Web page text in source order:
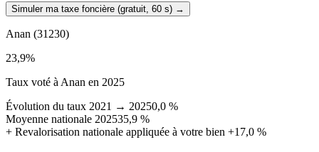
Simuler ma taxe foncière (gratuit, 60 s) →
Anan (31230)
23,9%
Taux voté à Anan en 2025
Évolution du taux 2021 → 20250,0 %
Moyenne nationale 202535,9 %
+ Revalorisation nationale appliquée à votre bien +17,0 %